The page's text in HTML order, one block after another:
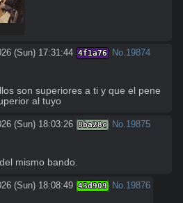
(Sun) 17:31:44 4f1a76 No.19874
son superiores a ti y que el pene
al tuyo
(Sun) 18:03:26 8ba28c No.19875
mismo bando.
(Sun) 18:08:49 43d909 No.19876